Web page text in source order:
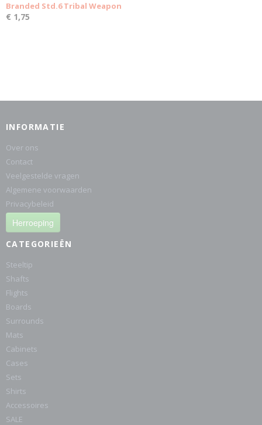
Branded Std.6 Tribal Weapon
€ 1,75
INFORMATIE
Over ons
Contact
Veelgestelde vragen
Algemene voorwaarden
Privacybeleid
Herroeping
CATEGORIEËN
Steeltip
Shafts
Flights
Boards
Surrounds
Mats
Cabinets
Cases
Sets
Shirts
Accessoires
SALE